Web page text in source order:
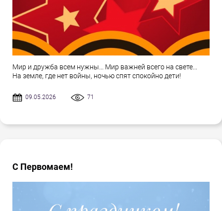
Мир и дружба всем нужны... Мир важней всего на свете...
На земле, где нет войны, ночью спят спокойно дети!
09.05.2026 71
С Первомаем!